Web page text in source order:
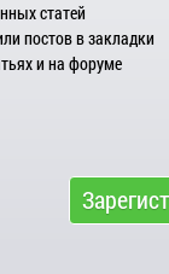
статей
постов в закладки
и на форуме